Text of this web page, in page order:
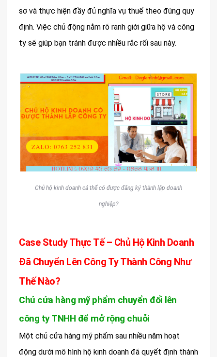
sơ và thực hiện đầy đủ nghĩa vụ thuế theo đúng quy
định. Việc chủ động nắm rõ ranh giới giữa hộ và công
ty sẽ giúp bạn tránh được nhiều rắc rối sau này.
Chủ hộ kinh doanh cá thể có được đăng ký thành lập doanh
nghiệp?
Case Study Thực Tế – Chủ Hộ Kinh Doanh
Đã Chuyển Lên Công Ty Thành Công Như
Thế Nào?
Chủ cửa hàng mỹ phẩm chuyển đổi lên
công ty TNHH để mở rộng chuỗi
Một chủ cửa hàng mỹ phẩm sau nhiều năm hoạt
động dưới mô hình hộ kinh doanh đã quyết định thành